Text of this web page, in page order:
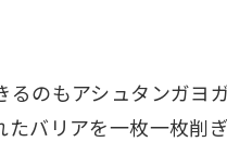
のもアシュタンガヨ
バリアを一枚一枚削